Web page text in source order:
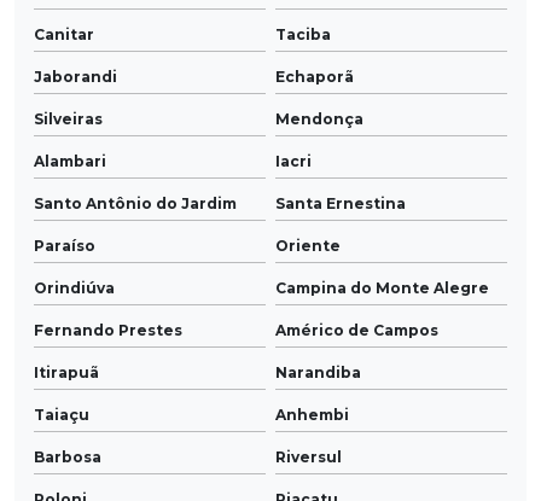
Canitar Taciba
Jaborandi Echaporã
Silveiras Mendonça
Alambari Iacri
Santo Antônio do Jardim Santa Ernestina
Paraíso Oriente
Orindiúva Campina do Monte Alegre
Fernando Prestes Américo de Campos
Itirapuã Narandiba
Taiaçu Anhembi
Barbosa Riversul